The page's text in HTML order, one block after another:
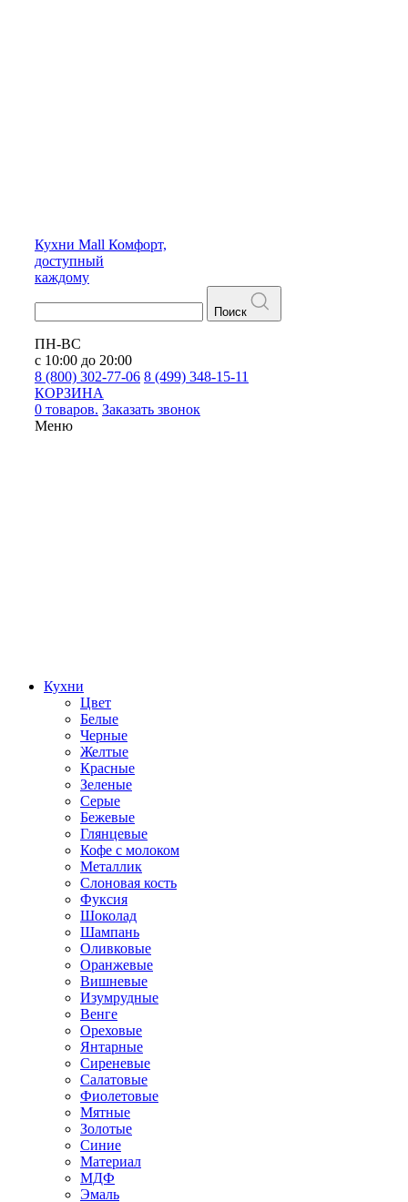
Кухни Mall Комфорт,
доступный
каждому
Поиск
ПН-ВС
с 10:00 до 20:00
8 (800) 302-77-06 8 (499) 348-15-11
КОРЗИНА
0 товаров. Заказать звонок
Меню
Кухни
Цвет
Белые
Черные
Желтые
Красные
Зеленые
Серые
Бежевые
Глянцевые
Кофе с молоком
Металлик
Слоновая кость
Фуксия
Шоколад
Шампань
Оливковые
Оранжевые
Вишневые
Изумрудные
Венге
Ореховые
Янтарные
Сиреневые
Салатовые
Фиолетовые
Мятные
Золотые
Синие
Материал
МДФ
Эмаль